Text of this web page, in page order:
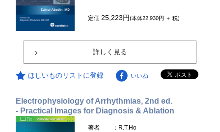
定価 25,223円(本体22,930円 ＋ 税)
詳しく見る
ほしいものリストに登録 いいね
Electrophysiology of Arrhythmias, 2nd ed.
- Practical Images for Diagnosis & Ablation
著者
：R.T.Ho